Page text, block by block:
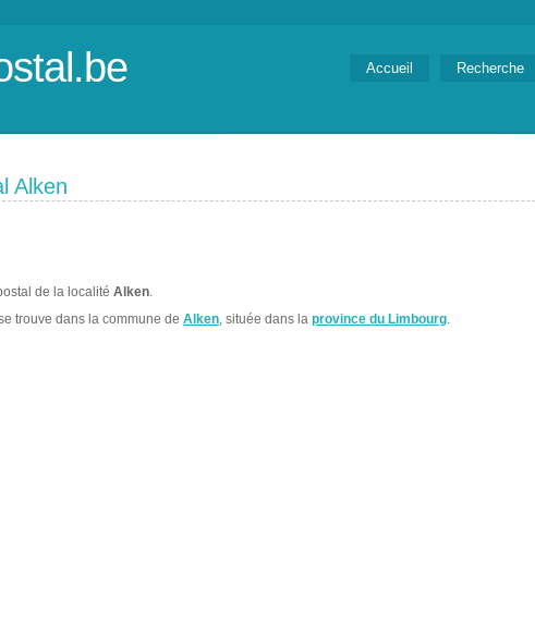
Accueil Recherche
Alken
de la localité Alken.
trouve dans la commune de Alken, située dans la province du Limbourg.